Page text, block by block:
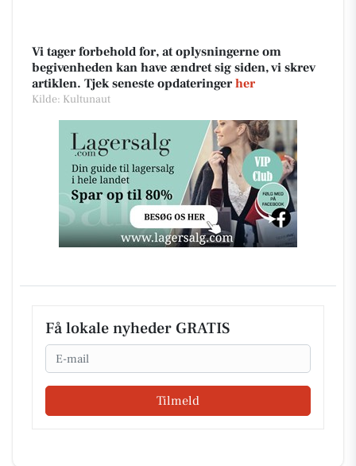
Vi tager forbehold for, at oplysningerne om
begivenheden kan have ændret sig siden, vi skrev
artiklen. Tjek seneste opdateringer her
Kilde: Kultunaut
Få lokale nyheder GRATIS
Email
Tilmeld